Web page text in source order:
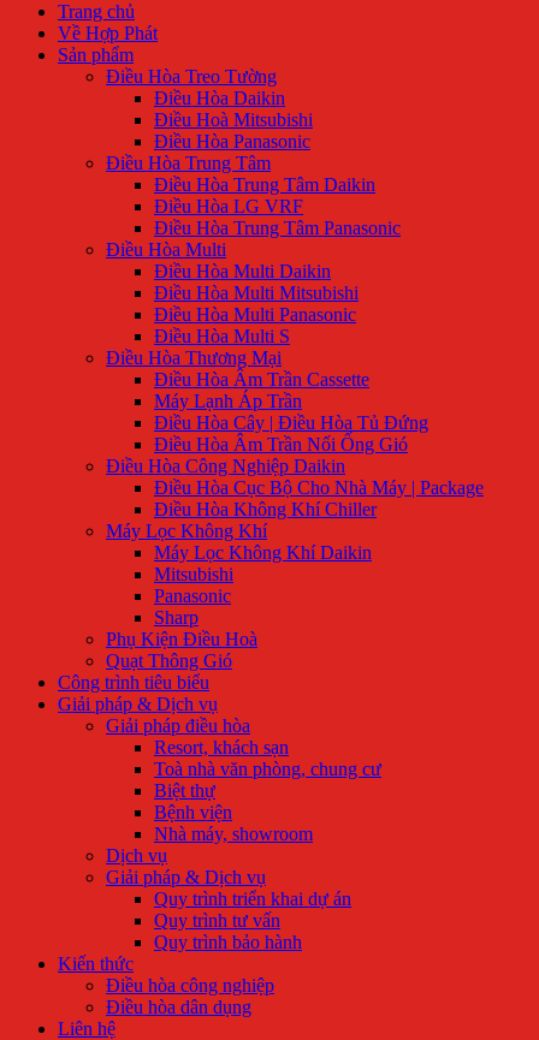
Trang chủ
Về Hợp Phát
Sản phẩm
Điều Hòa Treo Tường
Điều Hòa Daikin
Điều Hoà Mitsubishi
Điều Hòa Panasonic
Điều Hòa Trung Tâm
Điều Hòa Trung Tâm Daikin
Điều Hòa LG VRF
Điều Hòa Trung Tâm Panasonic
Điều Hòa Multi
Điều Hòa Multi Daikin
Điều Hòa Multi Mitsubishi
Điều Hòa Multi Panasonic
Điều Hòa Multi S
Điều Hòa Thương Mại
Điều Hòa Âm Trần Cassette
Máy Lạnh Áp Trần
Điều Hòa Cây | Điều Hòa Tủ Đứng
Điều Hòa Âm Trần Nối Ống Gió
Điều Hòa Công Nghiệp Daikin
Điều Hòa Cục Bộ Cho Nhà Máy | Package
Điều Hòa Không Khí Chiller
Máy Lọc Không Khí
Máy Lọc Không Khí Daikin
Mitsubishi
Panasonic
Sharp
Phụ Kiện Điều Hoà
Quạt Thông Gió
Công trình tiêu biểu
Giải pháp & Dịch vụ
Giải pháp điều hòa
Resort, khách sạn
Toà nhà văn phòng, chung cư
Biệt thự
Bệnh viện
Nhà máy, showroom
Dịch vụ
Giải pháp & Dịch vụ
Quy trình triển khai dự án
Quy trình tư vấn
Quy trình bảo hành
Kiến thức
Điều hòa công nghiệp
Điều hòa dân dụng
Liên hệ